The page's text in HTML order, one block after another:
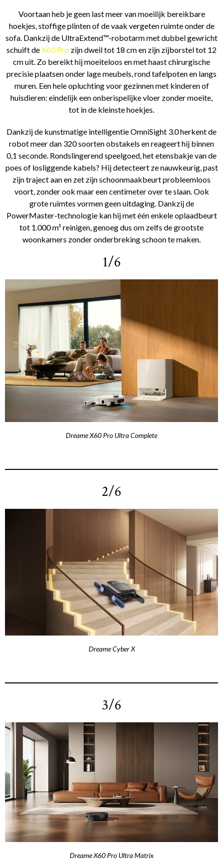
Voortaan heb je geen last meer van moeilijk bereikbare
hoekjes, stoffige plinten of de vaak vergeten ruimte onder de
sofa. Dankzij de UltraExtend™-robotarm met dubbel gewricht
schuift deX60 Pro zijn dweil tot 18 cm en zijn zijborstel tot 12
cm uit. Zo bereikt hij moeiteloos en met haast chirurgische
precisie plaatsen onder lage meubels, rond tafelpoten en langs
muren. Een hele opluchting voor gezinnen met kinderen of
huisdieren: eindelijk een onberispelijke vloer zonder moeite,
tot in de kleinste hoekjes.
Dankzij de kunstmatige intelligentie OmniSight 3.0 herkent de
robot meer dan 320 soorten obstakels en reageert hij binnen
0,1 seconde. Rondslingerend speelgoed, het etensbakje van de
poes of losliggende kabels? Hij detecteert ze nauwkeurig, past
zijn traject aan en zet zijn schoonmaakbeurt probleemloos
voort, zonder ook maar een centimeter over te slaan. Ook
grote ruimtes vormen geen uitdaging. Dankzij de
PowerMaster-technologie kan hij met één enkele oplaadbeurt
tot 1.000 m² reinigen, genoeg dus om zelfs de grootste
woonkamers zonder onderbreking schoon te maken.
1/6
Dreame X60 Pro Ultra Complete
2/6
Dreame Cyber X
3/6
Dreame X60 Pro Ultra Matrix